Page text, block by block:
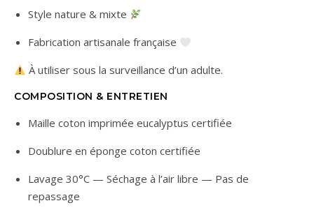
Style nature & mixte
Fabrication artisanale française
À utiliser sous la surveillance d’un adulte.
COMPOSITION & ENTRETIEN
Maille coton imprimée eucalyptus certifiée
Doublure en éponge coton certifiée
Lavage 30°C — Séchage à l’air libre — Pas de
repassage